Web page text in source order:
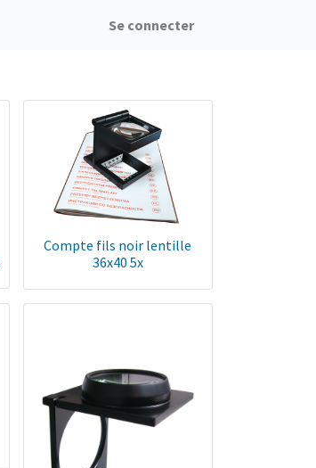
Se connecter
Compte fils noir lentille
36x40 5x